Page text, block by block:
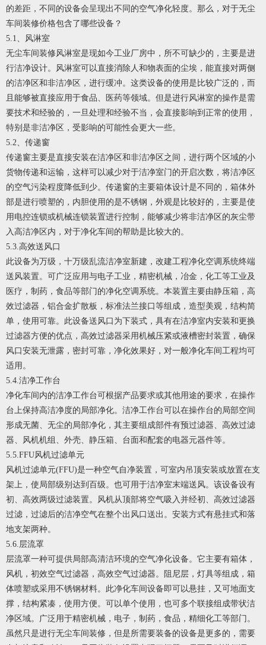
的差距，不同的设备会呈现出不同的空气净化轻度。那么，对于无尘
车间装修价格包含了哪些设备？
5.1、风淋室
无尘车间装修风淋室是现如今工业厂房中，所不可缺少的，主要是进
行洁净设计。风淋室可以直接消除人和物表面的尘埃，能直接对两侧
的洁净区和非洁净区，进行缓冲。这类设备的使用是比较广泛的，而
且能够被直接应用于食品、医药等领域。但是进行风淋室的操作是需
要技术和经验的，一旦处理和经验不当，会直接影响到正常的使用，
特别是非洁净区，受影响的可能性会更大一些。
5.2、传递窗
传递窗主要是直接安装在洁净区和非洁净区之间，进行两个区域的小
货物传递和运输，这样可以减少对于洁净室门的开启次数，将洁净区
的空气污染程度降低到少。传递窗的主要箱体设计是不同的，箱体外
部是进行喷塑的，内胆使用的是不锈钢，外观是比较好的，主要是使
用电控连锁或机械连锁装置进行控制，能够减少将非洁净区的灰尘带
入高洁净区内，对于净化车间的帮助是比较大的。
5.3.高效送风口
此设备为万级，十万级乱流洁净室新建，改建工程净化空调系统终端
送风装置。可广泛应用与电子工业，精密机械，冶金，化工等工业及
医疗，制药，食品等部门的净化空调系统。本装置主要由静压箱，高
效过滤器，铝合金扩散板，标准法兰接口等组成，造型美观，结构简
单，使用可靠。此设备送风口为下装式，具有在洁净室内安装和更换
过滤器方便的优点，高效过滤器采用机械压紧或液槽密封装置，确保
风口安装无泄露，密封可靠，净化效果好，对一般净化车间工程均可
适用。
5.4.洁净工作台
净化车间内的洁净工作台可根据产品要求或其他用途的要求，在操作
台上保持高洁净度的局部净化。洁净工作台可以在操作台的局部空间
形成无菌、无尘的局部净化，其主要组成部件有预过滤器、高效过滤
器、风机机组、外壳、静压箱、台面和配套的电器元器件等。
5.5.FFU风机过滤单元
风机过滤单元(FFU)是一种空气自净装置，可室内吊顶安装或放置在支
架上，使局部级别达到百级。也可用于洁净室末端送风。该设备设有
初、高效两级过滤装置。风机从顶部将空气吸入并经初、高效过滤器
过滤，过滤后的洁净空气在整个出风口送出。安装方式有悬挂式和落
地支架两种。
5.6.层流罩
层流罩一种可提供局部高清洁环境的空气净化设备。它主要有箱体，
风机，初效空气过滤器，高效空气过滤器。阻尼层，灯具等组成，箱
体喷塑或采用不锈钢材料。此净化车间设备即可以悬挂，又可地面支
撑，结构紧凑，使用方便。可以单个使用，也可多个联接组成带状洁
净区域。广泛用于精密机械，电子，制药，食品，精细化工等部门。
虽然只是进行无尘车间装修，但是所需要装备的设备是更多的，需要